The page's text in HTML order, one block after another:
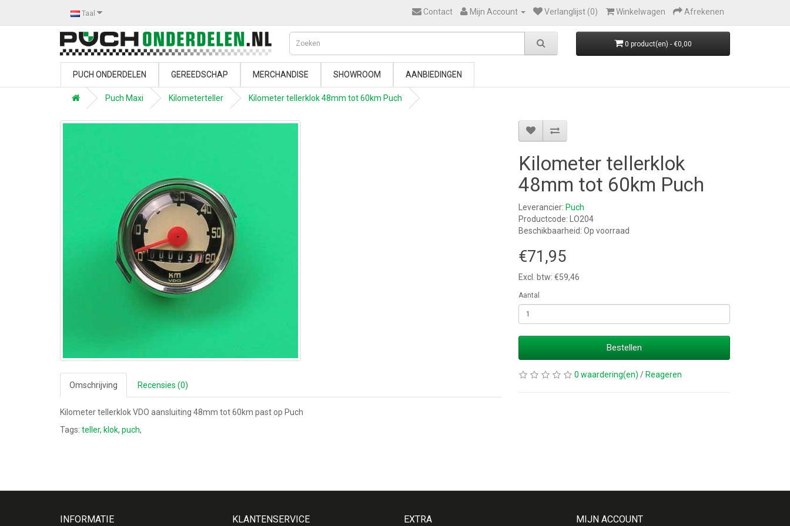
Taal Contact Mijn Account Verlanglijst (0) Winkelwagen Afrekenen
0 product(en) - €0,00
PUCH ONDERDELEN GEREEDSCHAP MERCHANDISE SHOWROOM AANBIEDINGEN
Puch Maxi Kilometerteller Kilometer tellerklok 48mm tot 60km Puch
Omschrijving Recensies (0)
Kilometer tellerklok VDO aansluiting 48mm tot 60km past op Puch
Kilometer tellerklok
48mm tot 60km Puch
Leverancier: Puch
Productcode: LO204
Beschikbaarheid: Op voorraad
€71,95
Excl. btw: €59,46
Aantal
Bestellen
0 waardering(en) / Reageren
Tags: teller, klok, puch,
INFORMATIE KLANTENSERVICE EXTRA MIJN ACCOUNT